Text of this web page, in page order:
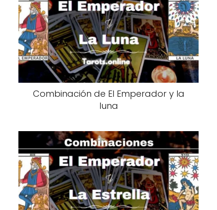
Combinación de El Emperador y la
luna